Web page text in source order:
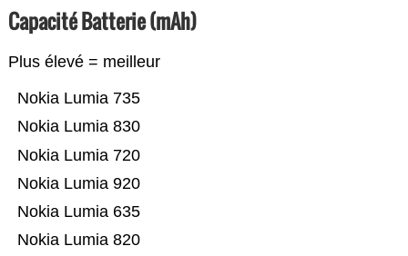
Capacité Batterie (mAh)
Plus élevé = meilleur
Nokia Lumia 820
Nokia Lumia 635
Nokia Lumia 920
Nokia Lumia 720
Nokia Lumia 830
Nokia Lumia 735